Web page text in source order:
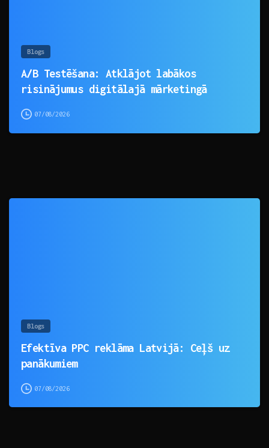
Blogs
A/B Testēšana: Atklājot labākos
risinājumus digitālajā mārketingā
07/08/2026
Blogs
Efektīva PPC reklāma Latvijā: Ceļš uz
panākumiem
07/08/2026